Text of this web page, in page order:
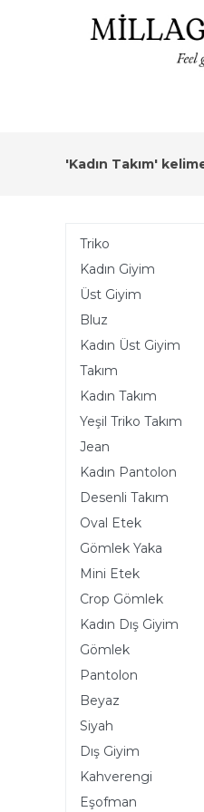
'Kadın Takım'
Triko
Kadın Giyim
Üst Giyim
Bluz
Kadın Üst Giyim
Takım
Kadın Takım
Yeşil Triko Takım
Jean
Kadın Pantolon
Desenli Takım
Oval Etek
Gömlek Yaka
Mini Etek
Crop Gömlek
Kadın Dış Giyim
Gömlek
Pantolon
Beyaz
Siyah
Dış Giyim
Kahverengi
Eşofman